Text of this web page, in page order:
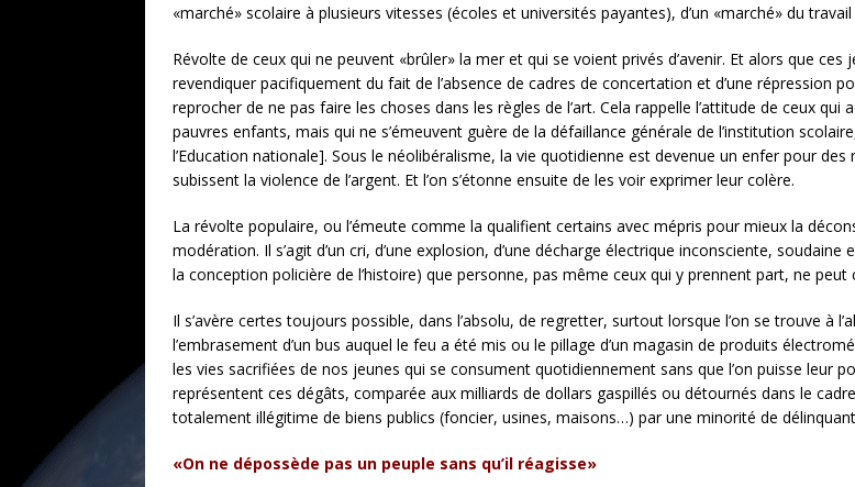
«marché» scolaire à plusieurs vitesses (écoles et universités payantes), d’un «marché» du
Révolte de ceux qui ne peuvent «brûler» la mer et qui se voient privés d’avenir. Et alors que
revendiquer pacifiquement du fait de l’absence de cadres de concertation et d’une répression
reprocher de ne pas faire les choses dans les règles de l’art. Cela rappelle l’attitude de ceux
pauvres enfants, mais qui ne s’émeuvent guère de la défaillance générale de l’institution
l’Education nationale]. Sous le néolibéralisme, la vie quotidienne est devenue un enfer pour
subissent la violence de l’argent. Et l’on s’étonne ensuite de les voir exprimer leur colère.
La révolte populaire, ou l’émeute comme la qualifient certains avec mépris pour mieux la
modération. Il s’agit d’un cri, d’une explosion, d’une décharge électrique inconsciente,
la conception policière de l’histoire) que personne, pas même ceux qui y prennent part, ne peut
Il s’avère certes toujours possible, dans l’absolu, de regretter, surtout lorsque l’on se trouve à
l’embrasement d’un bus auquel le feu a été mis ou le pillage d’un magasin de produits
les vies sacrifiées de nos jeunes qui se consument quotidiennement sans que l’on puisse leur
représentent ces dégâts, comparée aux milliards de dollars gaspillés ou détournés dans le
totalement illégitime de biens publics (foncier, usines, maisons…) par une minorité de
«On ne dépossède pas un peuple sans qu’il réagisse»